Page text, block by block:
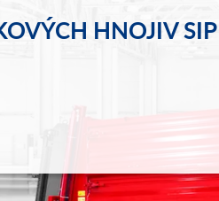
HNOJIV SIP